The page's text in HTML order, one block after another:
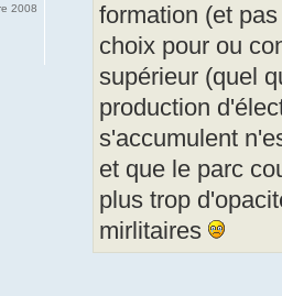
formation (et
choix pour ou
supérieur (quel
production
s'accumulent
et que le parc
plus trop
mirlitaires
2008